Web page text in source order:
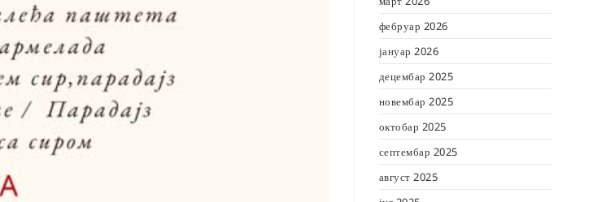
фебруар 2026
јануар 2026
децембар 2025
новембар 2025
октобар 2025
септембар 2025
август 2025